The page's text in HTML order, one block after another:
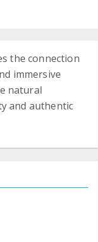
the connection
immersive
natural
and authentic